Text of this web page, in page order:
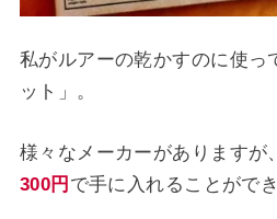
私がルアーの乾かすのに使っ
ット」。
様々なメーカーがありますが
300円 で手に入れることができ